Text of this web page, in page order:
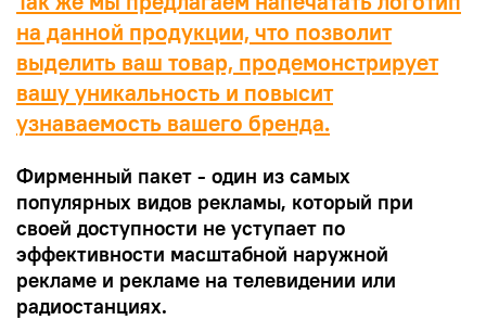
на данной продукции, что позволит
выделить ваш товар, продемонстрирует
вашу уникальность и повысит
узнаваемость вашего бренда.
Фирменный пакет - один из самых
популярных видов рекламы, который при
своей доступности не уступает по
эффективности масштабной наружной
рекламе и рекламе на телевидении или
радиостанциях.